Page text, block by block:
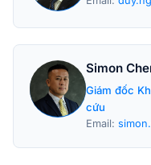
Simon
Giám đốc
cứu
Email: